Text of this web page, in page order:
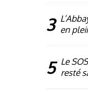
3 en
5 Le
resté